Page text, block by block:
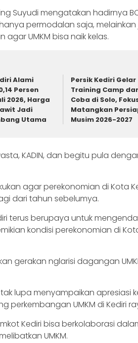
Suyudi mengatakan hadirnya
permodalan saja,
UMKM bisa naik kelas.
Alami
Persen
2026, Harga
Jadi
Utama
Persik Kediri Gelar
Training Camp
Coba di Solo,
Matangkan
Musim 2026-2027
KADIN, dan begitu pula
agar perekonomian di Kota
dari tahun sebelumya.
terus berupaya untuk
kondisi perekonomian di
gerakan nglarisi dagangan
lupa menyampaikan apresiasi
perkembangan UMKM di Kediri
Kediri bisa berkolaborasi
UMKM.